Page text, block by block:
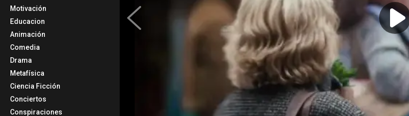
Motivación
Educacion
Animación
Comedia
Drama
Metafísica
Ciencia Ficción
Conciertos
Conspiraciones